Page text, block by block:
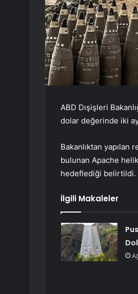
ABD Dışişleri
dolar değerinde iki
Bakanlıktan
bulunan Apache
hedeflediği belirtildi.
İlgili Makaleler